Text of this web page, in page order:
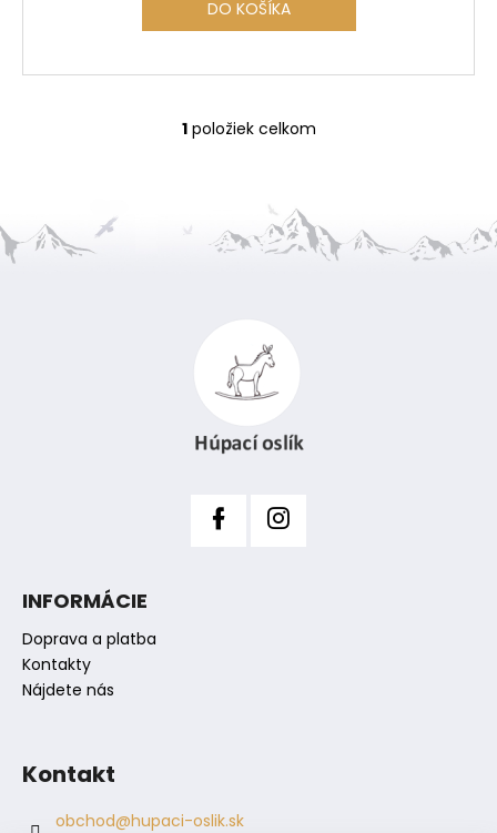
DO KOŠÍKA
O
d
p
r
v
k
y
1položiek celkom
INFORMÁCIE
Doprava a platba
Kontakty
Nájdete nás
Kontakt
obchod@hupaci-oslik.sk